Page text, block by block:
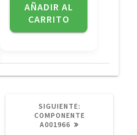
AÑADIR AL
CARRITO
SIGUIENTE:
POST:
COMPONENTE
A001966